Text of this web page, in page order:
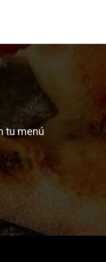
tu menú